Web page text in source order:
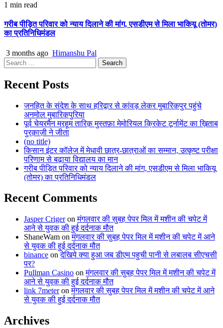
1 min read
गरीब पीड़ित परिवार को न्याय दिलाने की मांग, एसडीएम से मिला भाकियू (तोमर)
का प्रतिनिधिमंडल
3 months ago Himanshu Pal
Search
for:
Recent Posts
जनहित के संदेश के साथ हरिद्वार से कांवड़ लेकर मुबारिकपुर पहुंचे
अनमोल मुबारिकपुरिया
पूर्व चेयरमैन मरहूम तारिक़ मुस्तफ़ा मेमोरियल क्रिकेट टूर्नामेंट का ख़िताब
पुरक़ाज़ी ने जीता
(no title)
किसान इंटर कॉलेज में मेधावी छात्र-छात्राओं का सम्मान, उत्कृष्ट परीक्षा
परिणाम से बढ़ाया विद्यालय का मान
गरीब पीड़ित परिवार को न्याय दिलाने की मांग, एसडीएम से मिला भाकियू
(तोमर) का प्रतिनिधिमंडल
Recent Comments
Jasper Crigeronमंगलवार की सुबह पेपर मिल में मशीन की चपेट में
आने से युवक की हुई दर्दनाक मौत
ShaneWam onमंगलवार की सुबह पेपर मिल में मशीन की चपेट में आने
से युवक की हुई दर्दनाक मौत
binance onदेखिये क्या हुआ जब डीएम पहुची पानी से लबालब सीएचसी
पर?
Pullman Casino onमंगलवार की सुबह पेपर मिल में मशीन की चपेट में
आने से युवक की हुई दर्दनाक मौत
link 7meteronमंगलवार की सुबह पेपर मिल में मशीन की चपेट में आने
से युवक की हुई दर्दनाक मौत
Archives